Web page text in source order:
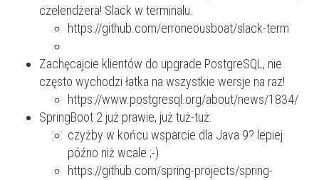
czelendżera! Slack w terminalu.
https://github.com/erroneousboat/slack-term
Zachęcajcie klientów do upgrade PostgreSQL, nie
często wychodzi łatka na wszystkie wersje na raz!
https://www.postgresql.org/about/news/1834/
SpringBoot 2 już prawie, już tuż-tuż:
czyżby w końcu wsparcie dla Java 9? lepiej
późno niż wcale ;-)
https://github.com/spring-projects/spring-